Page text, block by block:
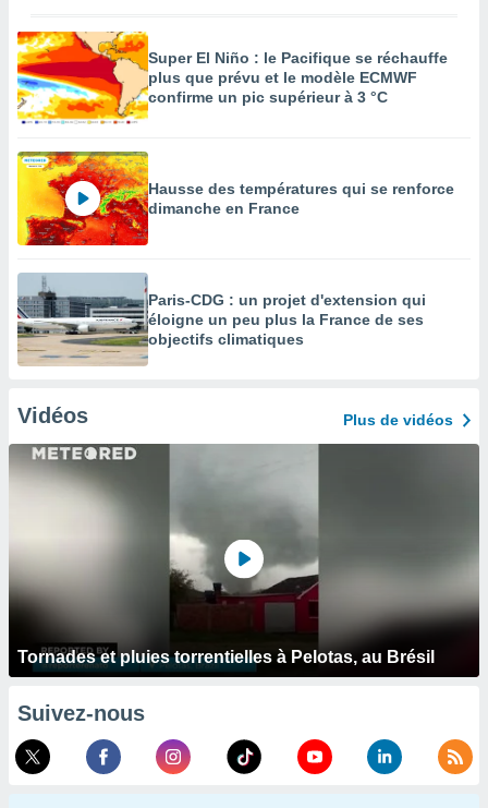
Super El Niño : le Pacifique se réchauffe
plus que prévu et le modèle ECMWF
confirme un pic supérieur à 3 °C
Hausse des températures qui se renforce
dimanche en France
Paris-CDG : un projet d'extension qui
éloigne un peu plus la France de ses
objectifs climatiques
Vidéos Plus de vidéos
Tornades et pluies torrentielles à Pelotas, au Brésil
Suivez-nous